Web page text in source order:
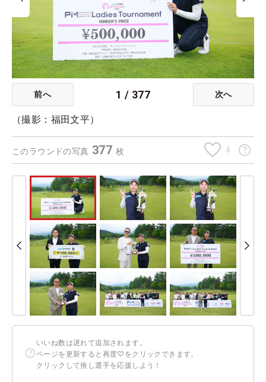
前へ 1 / 377 次へ
（撮影：福田文平）
このラウンドの写真 377 枚 4
いいね数は遅れて追加されます。
ページを更新すると再度♡をクリックできます。
クリックして推し選手を応援しよう！